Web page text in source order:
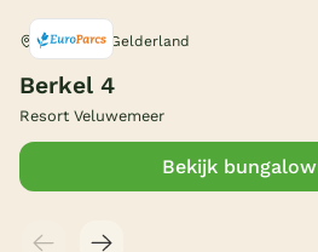
Nunspeet, Gelderland
Berkel 4
Resort Veluwemeer
Bekijk bungalow